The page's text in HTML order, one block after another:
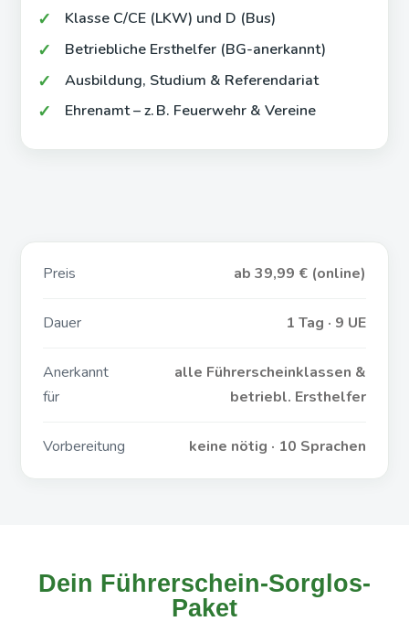
Klasse C/CE (LKW) und D (Bus)
Betriebliche Ersthelfer (BG-anerkannt)
Ausbildung, Studium & Referendariat
Ehrenamt – z. B. Feuerwehr & Vereine
Preis ab 39,99 € (online)
Dauer 1 Tag · 9 UE
Anerkannt
für
alle Führerscheinklassen &
betriebl. Ersthelfer
Vorbereitung keine nötig · 10 Sprachen
Dein Führerschein-Sorglos-
Paket